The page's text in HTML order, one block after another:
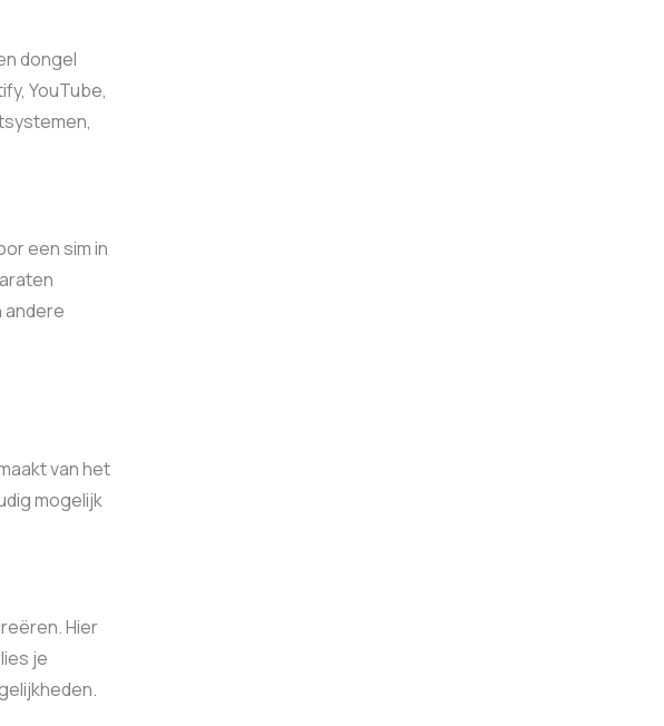
dongel
YouTube,
een sim in
andere
van het
mogelijk
Hier
je